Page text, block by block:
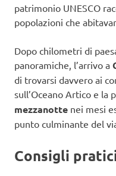
patrimonio UNESCO
popolazioni che
Dopo chilometri di
panoramiche, l’arrivo a
di trovarsi davvero ai
sull’Oceano Artico e la
mezzanotte nei mesi
punto culminante del
Consigli